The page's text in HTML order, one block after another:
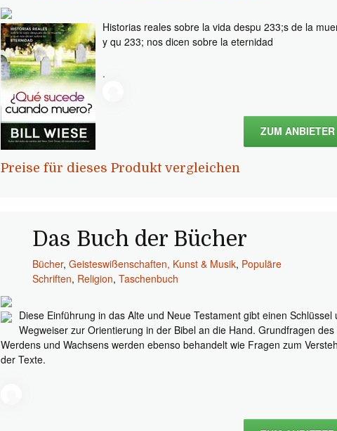
Historias reales sobre la vida despu 233;s de la
y qu 233; nos dicen sobre la eternidad
.
ZUM ANBIETER
Preise für dieses Produkt vergleichen
Das Buch der Bücher
Bücher,Geisteswißenschaften, Kunst & Musik, Populäre
Schriften, Religion,Taschenbuch
Diese Einführung in das Alte und Neue Testament gibt einen Schlüssel
Wegweiser zur Orientierung in der Bibel an die Hand. Grundfragen des
Werdens und Wachsens werden ebenso behandelt wie Fragen zum
der Texte.